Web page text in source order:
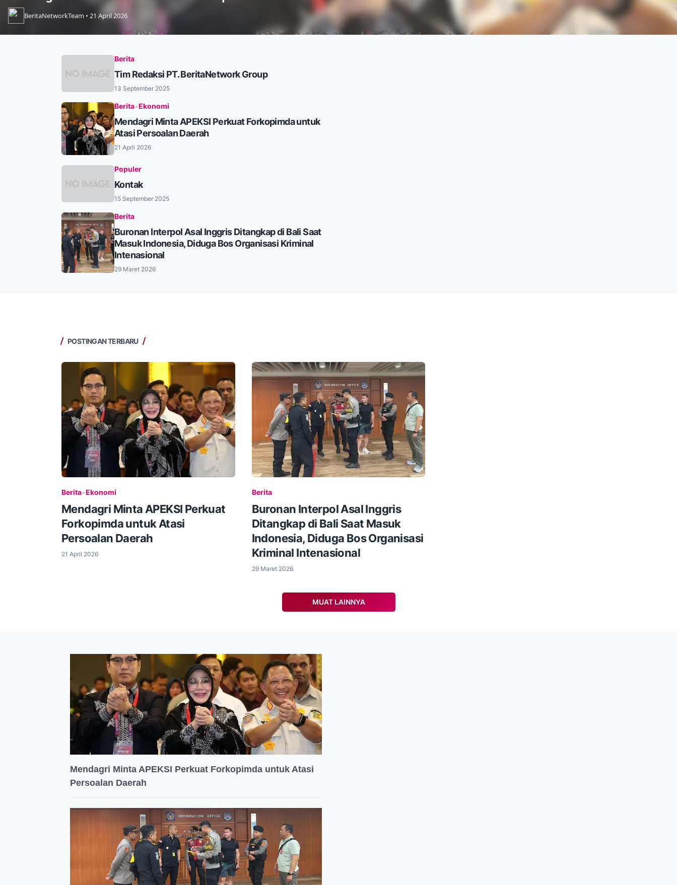
BeritaNetworkTeam • 21 April 2026
Berita
Tim Redaksi PT. BeritaNetwork Group
13 September 2025
Berita•Ekonomi
Mendagri Minta APEKSI Perkuat Forkopimda untuk
Atasi Persoalan Daerah
21 April 2026
Populer
Kontak
15 September 2025
Berita
Buronan Interpol Asal Inggris Ditangkap di Bali Saat
Masuk Indonesia, Diduga Bos Organisasi Kriminal
Intenasional
29 Maret 2026
POSTINGAN TERBARU
Berita•Ekonomi
Mendagri Minta APEKSI Perkuat
Forkopimda untuk Atasi
Persoalan Daerah
21 April 2026
Berita
Buronan Interpol Asal Inggris
Ditangkap di Bali Saat Masuk
Indonesia, Diduga Bos Organisasi
Kriminal Intenasional
29 Maret 2026
MUAT LAINNYA
Mendagri Minta APEKSI Perkuat Forkopimda untuk Atasi
Persoalan Daerah